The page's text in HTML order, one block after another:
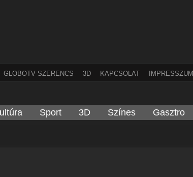
GLOBOTV SZERENCS 3D KAPCSOLAT IMPRESSZUM
Sport 3D Színes Gasztro